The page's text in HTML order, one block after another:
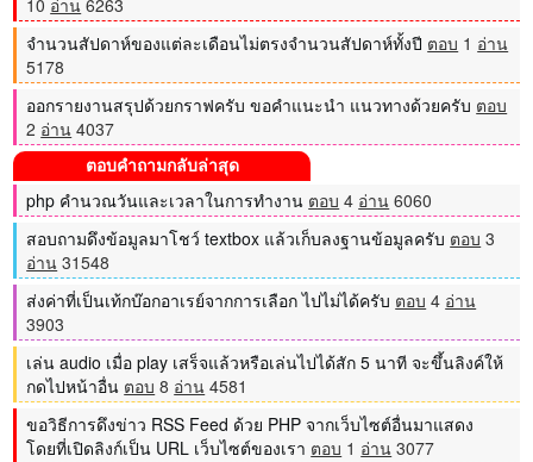
10 อ่าน 6263
จำนวนสัปดาห์ของแต่ละเดือนไม่ตรงจำนวนสัปดาห์ทั้งปี ตอบ 1 อ่าน
5178
ออกรายงานสรุปด้วยกราฟครับ ขอคำแนะนำ แนวทางด้วยครับ ตอบ
2 อ่าน 4037
ตอบคำถามกลับล่าสุด
php คำนวณวันและเวลาในการทำงาน ตอบ 4 อ่าน 6060
สอบถามดึงข้อมูลมาโชว์ textbox แล้วเก็บลงฐานข้อมูลครับ ตอบ 3
อ่าน 31548
ส่งค่าที่เป็นเท้กบ๊อกอาเรย์จากการเลือก ไปไม่ได้ครับ ตอบ 4 อ่าน
3903
เล่น audio เมื่อ play เสร็จแล้วหรือเล่นไปได้สัก 5 นาที จะขึ้นลิงค์ให้
กดไปหน้าอื่น ตอบ 8 อ่าน 4581
ขอวิธีการดึงข่าว RSS Feed ด้วย PHP จากเว็บไซต์อื่นมาแสดง
โดยที่เปิดลิงก์เป็น URL เว็บไซต์ของเรา ตอบ 1 อ่าน 3077